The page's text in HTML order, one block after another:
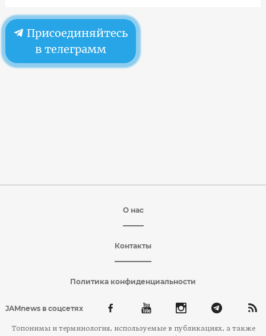
Присоединяйтесь
в телеграмм
О нас
Контакты
Политика конфиденциальности
JAMnews в соцсетях
Топонимы и терминология, используемые в публикациях, а также